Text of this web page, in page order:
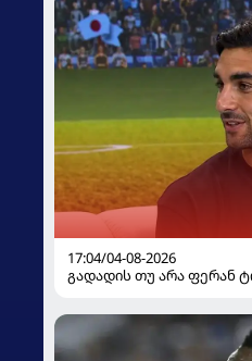
17:04/04-08-2026
გადადის თუ არა ფერან